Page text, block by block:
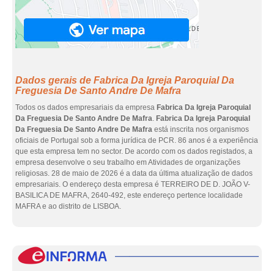
Dados gerais de Fabrica Da Igreja Paroquial Da
Freguesia De Santo Andre De Mafra
Todos os dados empresariais da empresa Fabrica Da Igreja Paroquial
Da Freguesia De Santo Andre De Mafra. Fabrica Da Igreja Paroquial
Da Freguesia De Santo Andre De Mafra está inscrita nos organismos
oficiais de Portugal sob a forma jurídica de PCR. 86 anos é a experiência
que esta empresa tem no sector. De acordo com os dados registados, a
empresa desenvolve o seu trabalho em Atividades de organizações
religiosas. 28 de maio de 2026 é a data da última atualização de dados
empresariais. O endereço desta empresa é TERREIRO DE D. JOÃO V-
BASILICA DE MAFRA, 2640-492, este endereço pertence localidade
MAFRA e ao distrito de LISBOA.